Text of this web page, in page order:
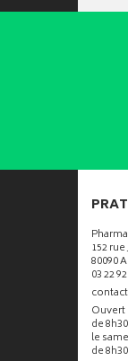
152
80090
03 22
contact
Ouvert
de
le
de